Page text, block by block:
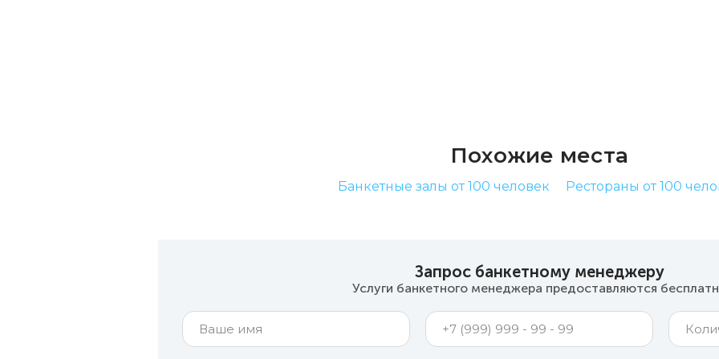
Похожие места
Банкетные залы от 100 человек Рестораны от 100
Запрос банкетному менеджеру
Услуги банкетного менеджера предоставляются